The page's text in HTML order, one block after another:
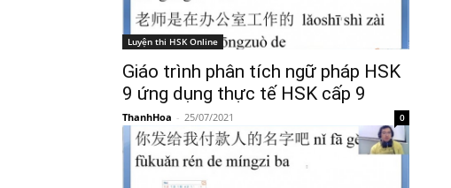
Luyện thi HSK Online
Giáo trình phân tích ngữ pháp HSK
9 ứng dụng thực tế HSK cấp 9
ThanhHoa - 25/07/2021 0